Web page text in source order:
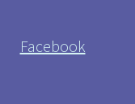
Facebook